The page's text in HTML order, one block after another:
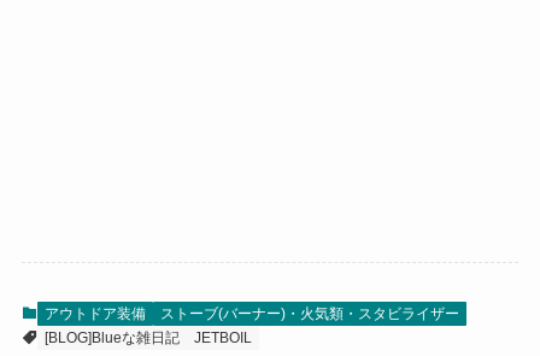
アウトドア装備
ストーブ(バーナー)・火気類・スタビライザー
[BLOG]Blueな雑日記
JETBOIL